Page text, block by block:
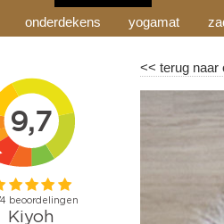
onderdekens yogamat
<<terug naar